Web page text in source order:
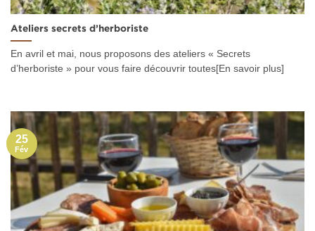
Ateliers secrets d’herboriste
En avril et mai, nous proposons des ateliers « Secrets
d’herboriste » pour vous faire découvrir toutes[En savoir plus]
25
Fév